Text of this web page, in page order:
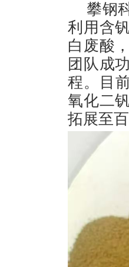
攀钢
利用含
白废酸
团队成
程。目
氧化二
拓展至